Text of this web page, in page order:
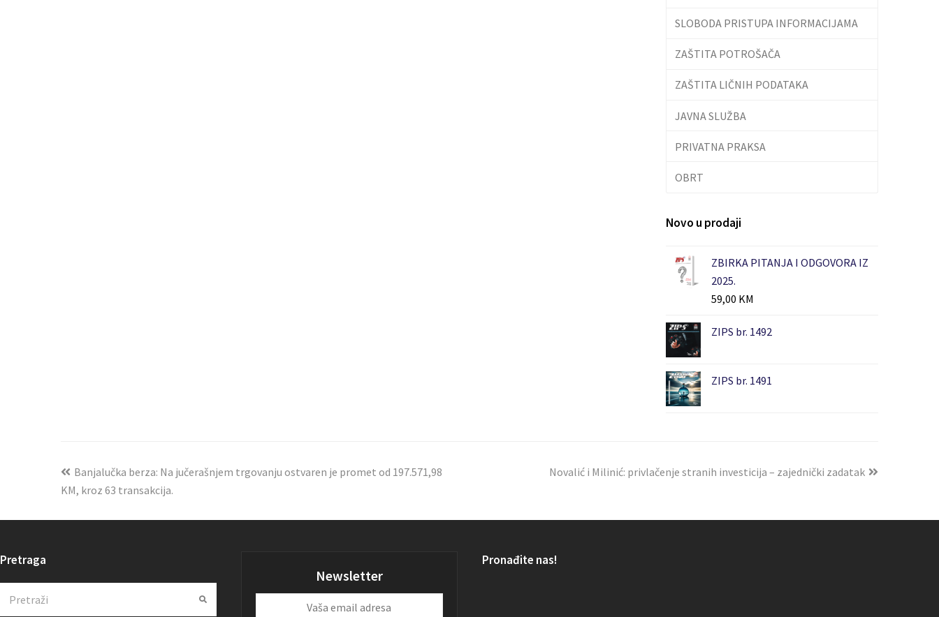
SLOBODA PRISTUPA INFORMACIJAMA
ZAŠTITA POTROŠAČA
ZAŠTITA LIČNIH PODATAKA
JAVNA SLUŽBA
PRIVATNA PRAKSA
OBRT
Novo u prodaji
ZBIRKA PITANJA I ODGOVORA IZ
2025.
59,00 KM
ZIPS br. 1492
ZIPS br. 1491
Banjalučka berza: Na jučerašnjem trgovanju ostvaren je promet od 197.571,98
KM, kroz 63 transakcija.
Novalić i Milinić: privlačenje stranih investicija – zajednički zadatak
Pretraga
Submit
Newsletter
Pronađite nas!